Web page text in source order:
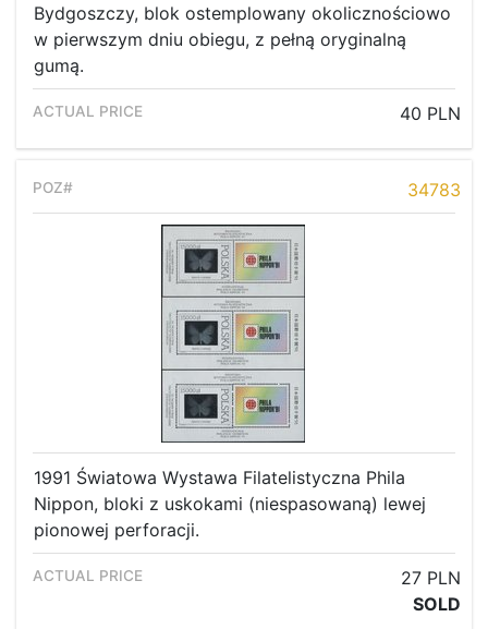
Bydgoszczy, blok ostemplowany okolicznościowo
w pierwszym dniu obiegu, z pełną oryginalną
gumą.
40 PLN
34783
1991 Światowa Wystawa Filatelistyczna Phila
Nippon, bloki z uskokami (niespasowaną) lewej
pionowej perforacji.
27 PLN
SOLD